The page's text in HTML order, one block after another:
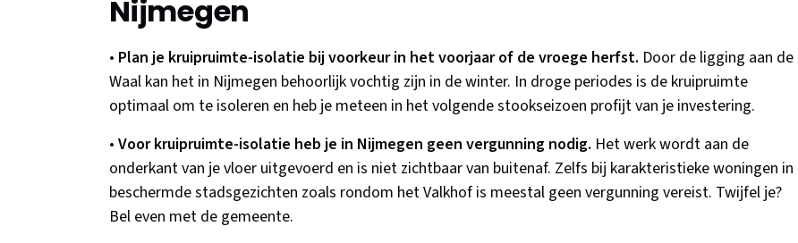
Nijmegen
• Plan je kruipruimte-isolatie bij voorkeur in het voorjaar of de vroege herfst. Door de ligging aan de
Waal kan het in Nijmegen behoorlijk vochtig zijn in de winter. In droge periodes is de kruipruimte
optimaal om te isoleren en heb je meteen in het volgende stookseizoen profijt van je investering.
• Voor kruipruimte-isolatie heb je in Nijmegen geen vergunning nodig. Het werk wordt aan de
onderkant van je vloer uitgevoerd en is niet zichtbaar van buitenaf. Zelfs bij karakteristieke woningen in
beschermde stadsgezichten zoals rondom het Valkhof is meestal geen vergunning vereist. Twijfel je?
Bel even met de gemeente.